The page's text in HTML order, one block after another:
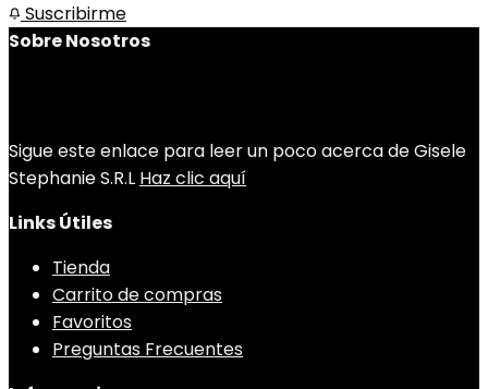
Suscribirme
Sobre Nosotros
Sigue este enlace para leer un poco acerca de Gisele
Stephanie S.R.L Haz clic aquí
Links Útiles
Tienda
Carrito de compras
Favoritos
Preguntas Frecuentes